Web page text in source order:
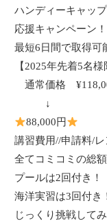
ハンディーキャッ
応援キャンペーン！
最短6日間で取得可
【 2025年先着5名様
通常価格
↓
88,000円
講習費用//申請料/
全てコミコミの総
プールは2回付き！
海洋実習は3回付き
じっくり挑戦して